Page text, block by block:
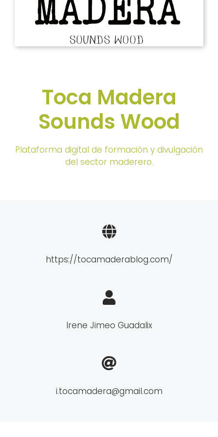
Toca Madera
Sounds Wood
Plataforma digital de formación y divulgación
del sector maderero.
https://tocamaderablog.com/
Irene Jimeo Guadalix
i.tocamadera@gmail.com